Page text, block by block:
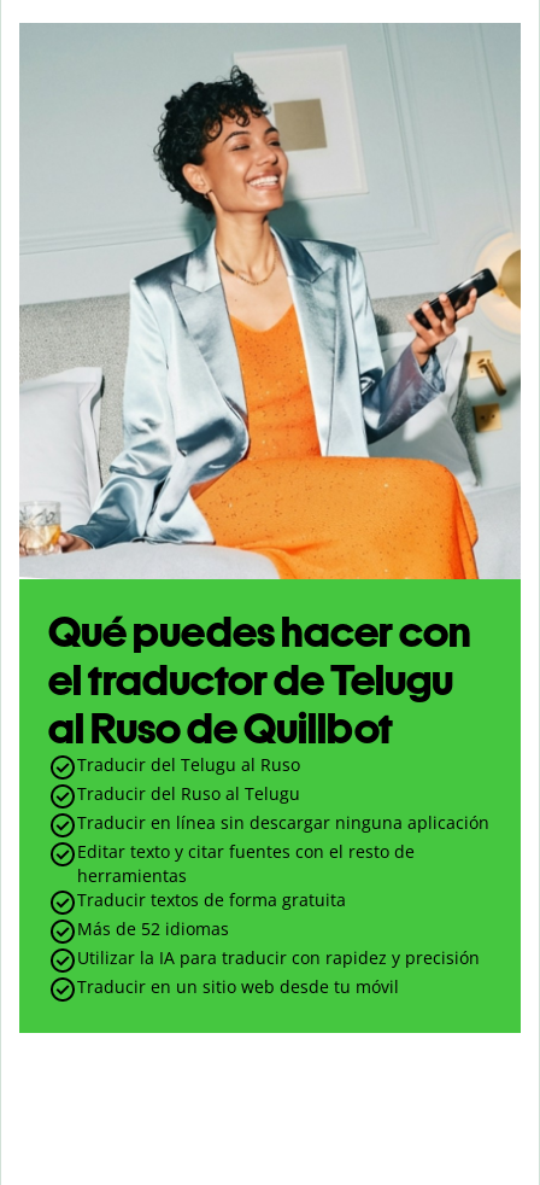
Qué puedes hacer con
el traductor de Telugu
al Ruso de Quillbot
Traducir del Telugu al Ruso
Traducir del Ruso al Telugu
Traducir en línea sin descargar ninguna aplicación
Editar texto y citar fuentes con el resto de
herramientas
Traducir textos de forma gratuita
Más de 52 idiomas
Utilizar la IA para traducir con rapidez y precisión
Traducir en un sitio web desde tu móvil